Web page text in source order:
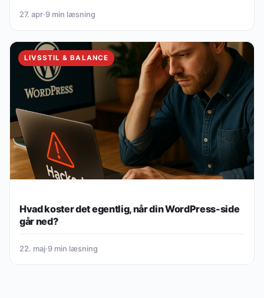
27. apr·9 min læsning
LIVSSTIL & BALANCE
Hvad koster det egentlig, når din WordPress-side
går ned?
22. maj·9 min læsning